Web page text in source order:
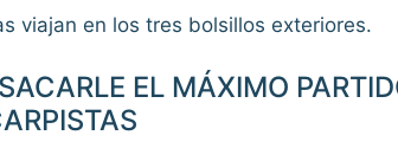
viajan en los tres bolsillos exteriores.
EL MÁXIMO